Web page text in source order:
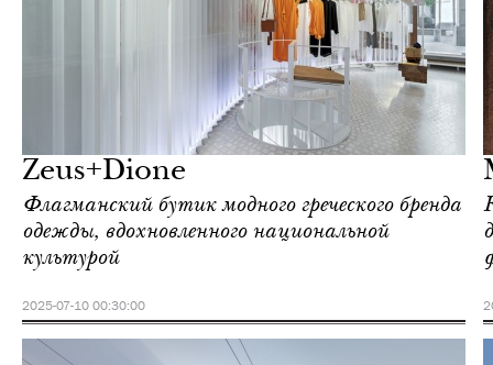
Zeus+Dione
Флагманский бутик модного греческого бренда
одежды, вдохновленного национальной
культурой
2025-07-10 00:30:00